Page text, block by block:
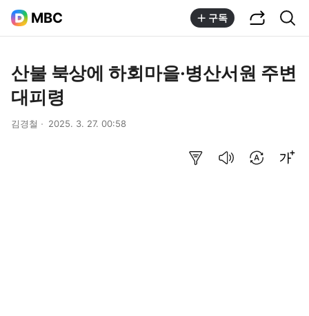
MBC 구독
산불 북상에 하회마을·병산서원 주변
대피령
김경철 2025. 3. 27. 00:58